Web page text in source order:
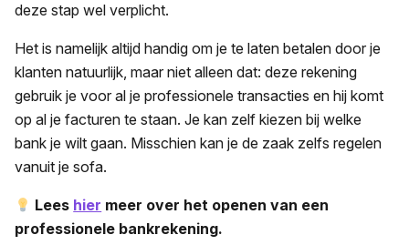
deze stap wel verplicht.
Het is namelijk altijd handig om je te laten betalen door je
klanten natuurlijk, maar niet alleen dat: deze rekening
gebruik je voor al je professionele transacties en hij komt
op al je facturen te staan. Je kan zelf kiezen bij welke
bank je wilt gaan. Misschien kan je de zaak zelfs regelen
vanuit je sofa.
Lees hier meer over het openen van een
professionele bankrekening.